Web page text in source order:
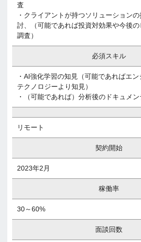
査
・クライアントが持つソリューション
討、（可能であれば投資対効果や今後
調査）
必須スキル
・AI強化学習の知見（可能であればエン
テクノロジーより知見）
・（可能であれば）分析後のドキュメ
リモート
契約開始
2023年2月
稼働率
30～60%
面談回数